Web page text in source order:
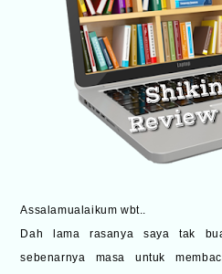
Assalamualaikum wbt..
Dah lama rasanya saya tak
sebenarnya masa untuk